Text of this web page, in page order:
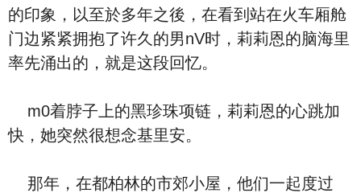
的印象，以至於多年之後，在看到站在火车厢舱
门边紧紧拥抱了许久的男nV时，莉莉恩的脑海里
率先涌出的，就是这段回忆。
m0着脖子上的黑珍珠项链，莉莉恩的心跳加
快，她突然很想念基里安。
那年，在都柏林的市郊小屋，他们一起度过